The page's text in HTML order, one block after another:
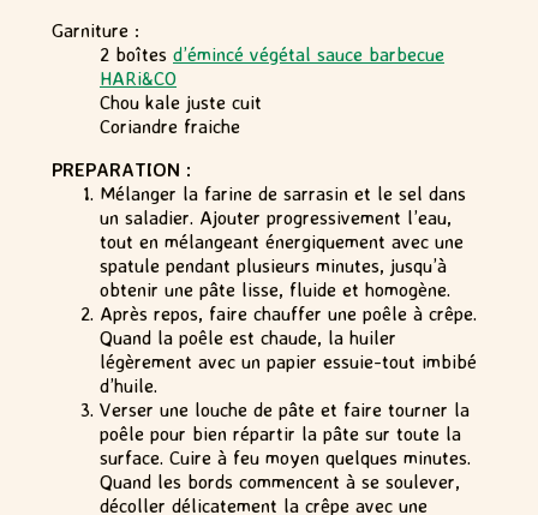
Garniture :
2 boîtes d’émincé végétal sauce barbecue
HARi&CO
Chou kale juste cuit
Coriandre fraiche
PREPARATION :
Mélanger la farine de sarrasin et le sel dans
un saladier. Ajouter progressivement l’eau,
tout en mélangeant énergiquement avec une
spatule pendant plusieurs minutes, jusqu’à
obtenir une pâte lisse, fluide et homogène.
Après repos, faire chauffer une poêle à crêpe.
Quand la poêle est chaude, la huiler
légèrement avec un papier essuie-tout imbibé
d’huile.
Verser une louche de pâte et faire tourner la
poêle pour bien répartir la pâte sur toute la
surface. Cuire à feu moyen quelques minutes.
Quand les bords commencent à se soulever,
décoller délicatement la crêpe avec une